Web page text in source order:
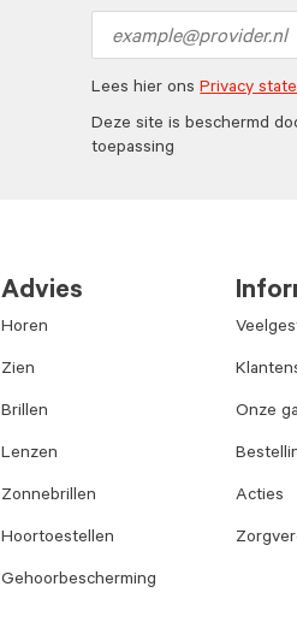
address
Lees hier onsPrivacy
Deze site is beschermd
toepassing
Advies
Horen
Zien
Brillen
Lenzen
Zonnebrillen
Hoortoestellen
Gehoorbescherming
Onze
Acties